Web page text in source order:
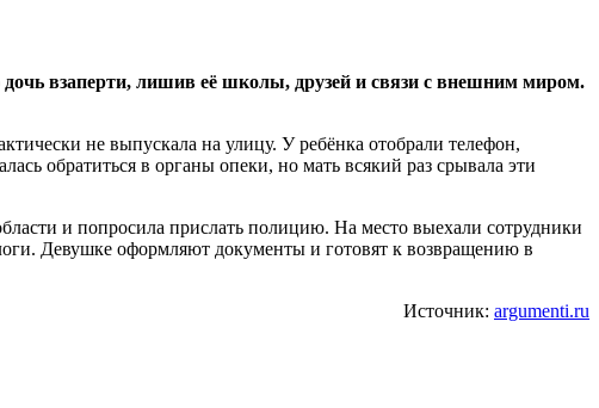
взаперти, лишив её школы, друзей и связи с внешним миром.
не выпускала на улицу. У ребёнка отобрали телефон,
обратиться в органы опеки, но мать всякий раз срывала эти
и попросила прислать полицию. На место выехали сотрудники
Девушке оформляют документы и готовят к возвращению в
Источник: argumenti.ru